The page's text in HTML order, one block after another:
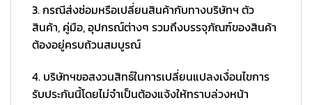
3. กรณีส่งซ่อมหรือเปลี่ยนสินค้ากับทางบริษัทฯ ตัว
สินค้า, คู่มือ, อุปกรณ์ต่างๆ รวมถึงบรรจุภัณฑ์ของสินค้า
ต้องอยู่ครบถ้วนสมบูรณ์
4. บริษัทฯขอสงวนสิทธ์ในการเปลี่ยนแปลงเงื่อนไขการ
รับประกันนี้โดยไม่จำเป็นต้องแจ้งให้ทราบล่วงหน้า